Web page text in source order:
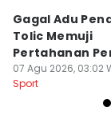
Gagal Adu
Tolic Memuji
Pertahanan
Solid
07 Agu 2026, 03:02
Sport